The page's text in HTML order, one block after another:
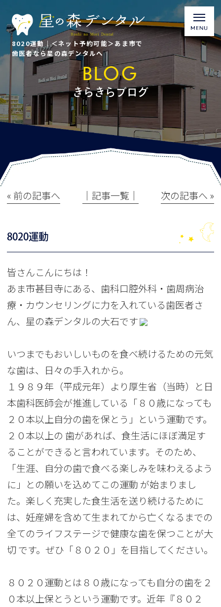
8020運動｜＜ネット予約可能＞あま市で
歯医者なら星の森デンタルへ
BLOG
きらきらブログ
« 前の記事へ │記事一覧│ 次の記事へ »
8020運動
皆さんこんにちは！
あま市甚目寺にある、歯科口腔外科・歯周病治
療・カウンセリングに力を入れている歯医者さ
ん、星の森デンタルの大石です
いつまでもおいしいものを食べ続けるための元気
な歯は、日々の手入れから。
１９８９年（平成元年）より厚生省（当時）と日
本歯科医師会が推進している「８０歳になっても
２０本以上自分の歯を保とう」という運動です。
２０本以上の 歯があれば、食生活にほぼ満足す
ることができると言われています。そのため、
「生涯、自分の歯で食べる楽しみを味わえるよう
に」との願いを込めてこの運動 が始まりまし
た。楽しく充実した食生活を送り続けるために
は、妊産婦を含めて生まれてから亡くなるまでの
全てのライフステージで健康な歯を保つことが大
切 です。ぜひ「８０２０」を目指してください。
８０２０運動とは８０歳になっても自分の歯を２
０本以上保とうという運動です。近年『８０２